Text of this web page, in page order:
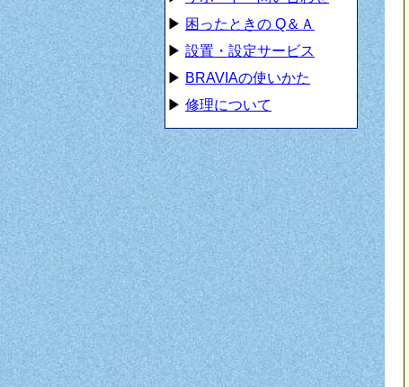
▶ 困ったときの Q＆Ａ
▶設置・設定サービス
▶ BRAVIAの使いかた
▶修理について